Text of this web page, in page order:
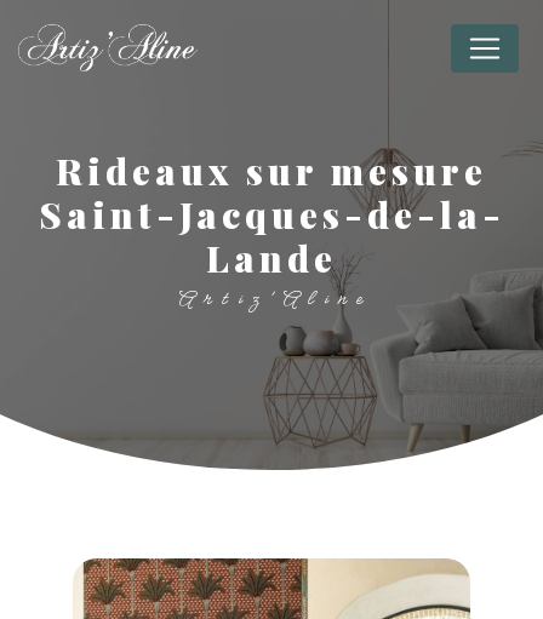
rideaux sur mesure
Saint-Jacques-de-la-
Lande
Artiz'Aline